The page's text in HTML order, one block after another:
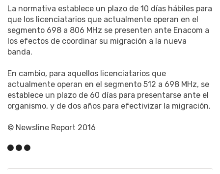
La normativa establece un plazo de 10 días hábiles para
que los licenciatarios que actualmente operan en el
segmento 698 a 806 MHz se presenten ante Enacom a
los efectos de coordinar su migración a la nueva
banda.
En cambio, para aquellos licenciatarios que
actualmente operan en el segmento 512 a 698 MHz, se
establece un plazo de 60 días para presentarse ante el
organismo, y de dos años para efectivizar la migración.
© Newsline Report 2016